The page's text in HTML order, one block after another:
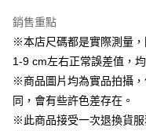
AFTEE先享後付是「在收到商
便利好安心！
１．簡單：不需註冊會員、不
２．便利：只要手機號碼，簡
３．安心：先確認商品／服務
１．於結帳方式選擇「AFTEE
ATM付款
運送方式
全家取貨付款
每筆NT$60，滿NT$1,500(
銷售重點
※本店尺碼都是實際測量
1-9 cm左右正常誤差值，
※商品圖片均為實品拍攝
同，會有些許色差存在。
※此商品接受一次退換貨服